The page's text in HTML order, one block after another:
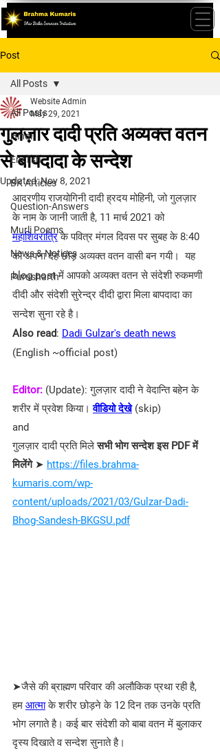
Post
All Posts
Hindi
English
BK Articles
Question-Answers
Murli Poems
News & Notices
Purusharth
All Posts
गुलज़ार दादी प्रति अव्यक्त वतन
से बापदादा के सन्देश
Website Admin
May 29, 2021
Updated:Nov 8, 2021
आदरणीय राजयोगिनी दादी ह्रदय मोहिनी, जो गुलज़ार
के नाम के जानी जाती है, 11 मार्च 2021 को
महाशिवरात्रि के पवित्र मंगल दिवस पर सुबह के 8:40
को अपना देह छोड़ अव्यक्त वतन वासी बन गयी।  यह
blog post में आपको अव्यक्त वतन से संदेशी रुकमणी
दीदी और संदेशी सुरेन्द्र दीदी द्वारा मिला बापदादा का
सन्देश सुना रहे है।
Also read: Dadi Gulzar's death news
(English ~official post)
Editor: (Update): गुलज़ार दादी ने वेदान्ति बहेन के
शरीर में प्रवेश किया। वीडियो देखे (skip)
and
गुलज़ार दादी प्रति मिले सभी भोग सन्देश इस PDF में
मिलेंगे ➤ https://files.brahma-
kumaris.com/wp-
content/uploads/2021/03/Gulzar-Dadi-
Bhog-Sandesh-BKGSU.pdf
➤जैसे की ब्राह्मण परिवार की अलौकिक प्रथा रही है,
हम आत्मा के शरीर छोड़ने के 12 दिन तक उनके प्रति
भोग लगाते है। कई बार संदेशी को बाबा वतन में बुलाकर
दृस्य दिखाते व सन्देश सुनाते है।